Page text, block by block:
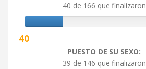
40 de 166 que finalizaron
40
PUESTO DE SU SEXO:
39 de 146 que finalizaron